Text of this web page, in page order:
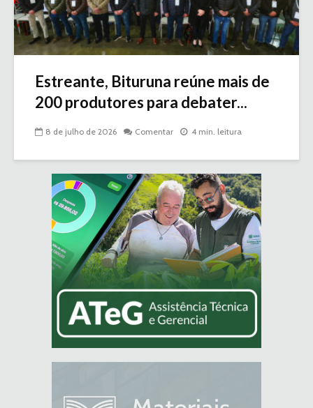
Estreante, Bituruna reúne mais de
200 produtores para debater...
8 de julho de 2026 Comentar 4 min. leitura